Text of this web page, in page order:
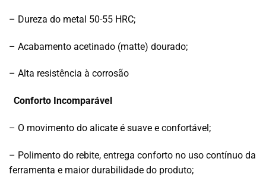
– Dureza do metal 50-55 HRC;
– Acabamento acetinado (matte) dourado;
– Alta resistência à corrosão
Conforto Incomparável
– O movimento do alicate é suave e confortável;
– Polimento do rebite, entrega conforto no uso contínuo da
ferramenta e maior durabilidade do produto;